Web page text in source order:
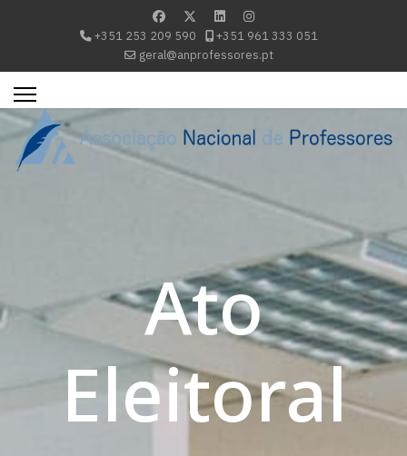
+351 253 209 590
+351 961 333 051
geral@anprofessores.pt
Ato
Eleitoral